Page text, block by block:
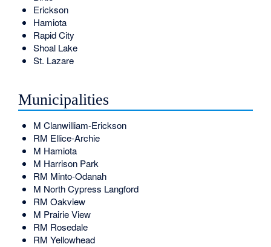
Erickson
Hamiota
Rapid City
Shoal Lake
St. Lazare
Municipalities
M Clanwilliam-Erickson
RM Ellice-Archie
M Hamiota
M Harrison Park
RM Minto-Odanah
M North Cypress Langford
RM Oakview
M Prairie View
RM Rosedale
RM Yellowhead